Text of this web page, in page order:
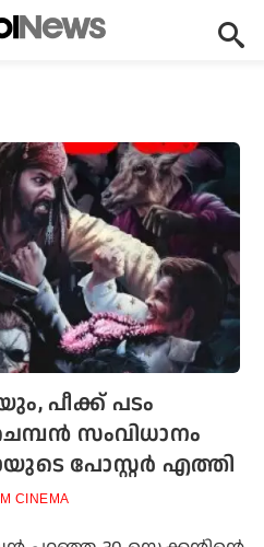
പീക്ക് പടം
സംവിധാനം
പോസ്റ്റര്‍ എത്തി
CINEMA